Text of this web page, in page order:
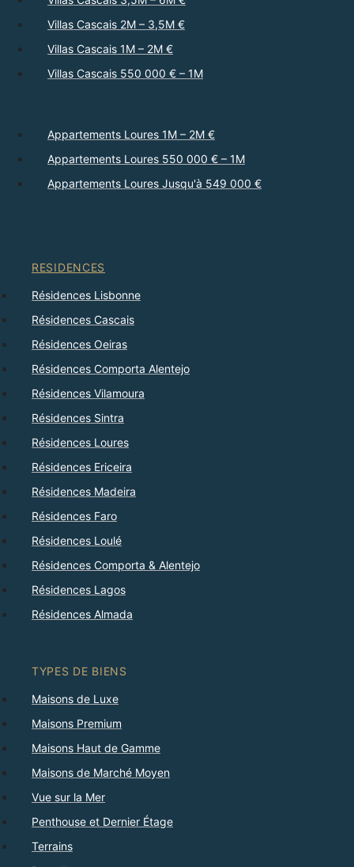
Villas Cascais 2M – 3,5M €
Villas Cascais 1M – 2M €
Villas Cascais 550 000 € – 1M
Appartements Loures 1M – 2M €
Appartements Loures 550 000 € – 1M
Appartements Loures Jusqu'à 549 000 €
RESIDENCES
Résidences Lisbonne
Résidences Cascais
Résidences Oeiras
Résidences Comporta Alentejo
Résidences Vilamoura
Résidences Sintra
Résidences Loures
Résidences Ericeira
Résidences Madeira
Résidences Faro
Résidences Loulé
Résidences Comporta & Alentejo
Résidences Lagos
Résidences Almada
TYPES DE BIENS
Maisons de Luxe
Maisons Premium
Maisons Haut de Gamme
Maisons de Marché Moyen
Vue sur la Mer
Penthouse et Dernier Étage
Terrains